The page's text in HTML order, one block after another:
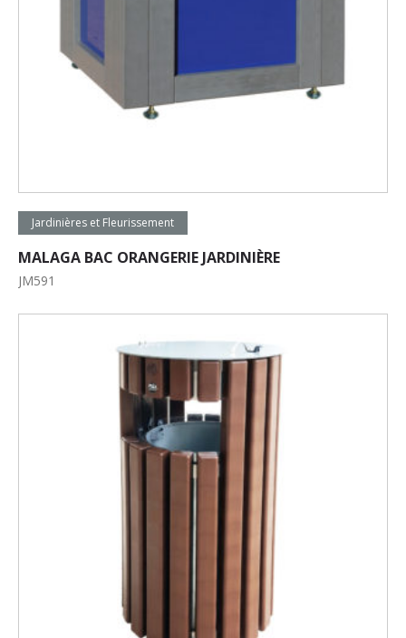
Lire la suite
Jardinières et Fleurissement
MALAGA BAC ORANGERIE JARDINIÈRE
JM591